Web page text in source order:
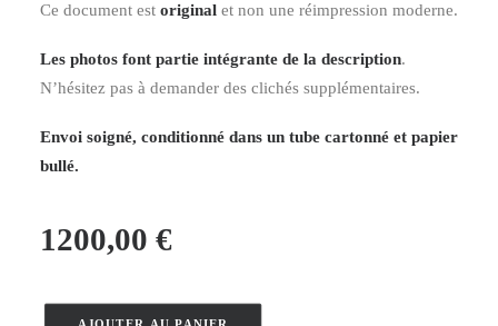
Ce document est original et non une réimpression moderne.
Les photos font partie intégrante de la description.
N’hésitez pas à demander des clichés supplémentaires.
Envoi soigné, conditionné dans un tube cartonné et papier
bullé.
1200,00 €